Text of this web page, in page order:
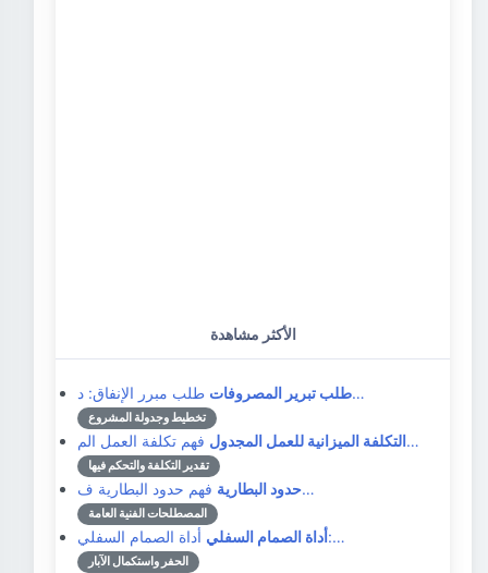
الأكثر مشاهدة
طلب تبرير المصروفاتطلب مبرر الإنفاق: د…
تخطيط وجدولة المشروع
التكلفة الميزانية للعمل المجدولفهم تكلفة العمل الم…
تقدير التكلفة والتحكم فيها
حدود البطاريةفهم حدود البطارية ف…
المصطلحات الفنية العامة
أداة الصمام السفليأداة الصمام السفلي:…
الحفر واستكمال الآبار